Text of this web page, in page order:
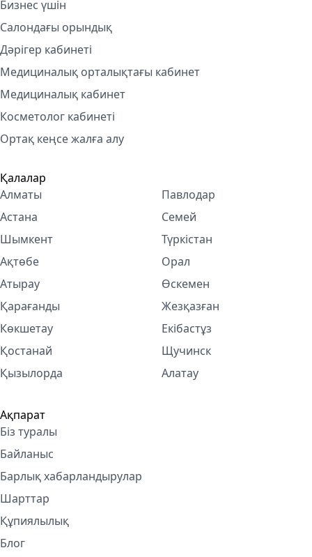
Бизнес үшін
Салондағы орындық
Дәрігер кабинеті
Медициналық орталықтағы кабинет
Медициналық кабинет
Косметолог кабинетi
Ортақ кеңсе жалға алу
Қалалар
Алматы
Астана
Шымкент
Ақтөбе
Атырау
Қарағанды
Көкшетау
Қостанай
Қызылорда
Павлодар
Семей
Түркістан
Орал
Өскемен
Жезқазған
Екібастұз
Щучинск
Алатау
Ақпарат
Біз туралы
Байланыс
Барлық хабарландырулар
Шарттар
Құпиялылық
Блог